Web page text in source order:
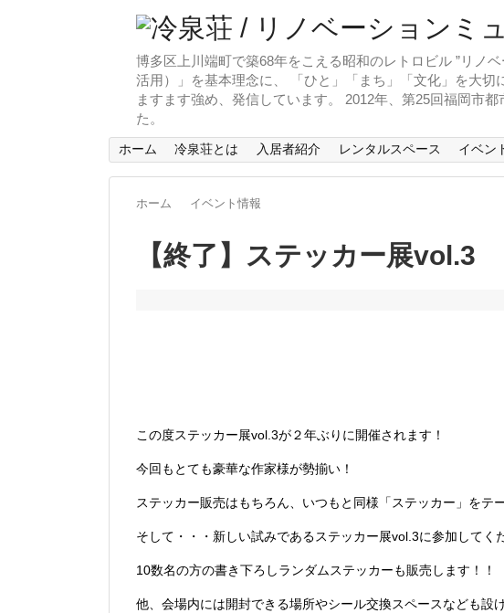
博多区上川端町で築68年をこえる昭和のレトロビル ”リノ
活用）」を基本理念に、 「ひと」「まち」「文化」を大
ますます強め、発信しています。 2012年、第25回福岡市
た。
ホーム 冷泉荘とは 入居者紹介 レンタルスペース イベン
ホーム イベント情報
【終了】ステッカー展vol.3
この度ステッカー展vol.3が２年ぶりに開催されます！
今回もとても豪華な作家様が勢揃い！
ステッカー販売はもちろん、いつもと同様「ステッカー」をテ
そして・・・新しい試みであるステッカー展vol.3に参加してく
10数名の方の書き下ろしランダムステッカーも販売します！！
他、会場内には開封できる場所やシール交換スペースなども設